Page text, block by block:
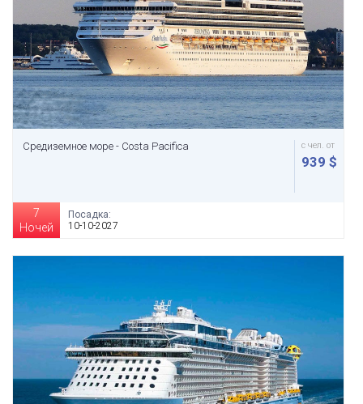
Средиземное море - Costa Pacifica с чел. от
939 $
7
Ночей
Посадка:
10-10-2027